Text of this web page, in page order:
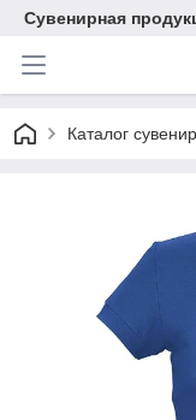
Сувенирная
Каталог